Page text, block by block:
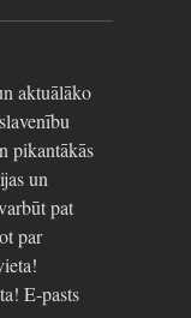
aktuālāko
pikantākās
un
pat
par
E-pasts